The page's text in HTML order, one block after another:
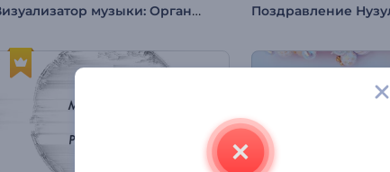
Визуализатор музыки: Органика